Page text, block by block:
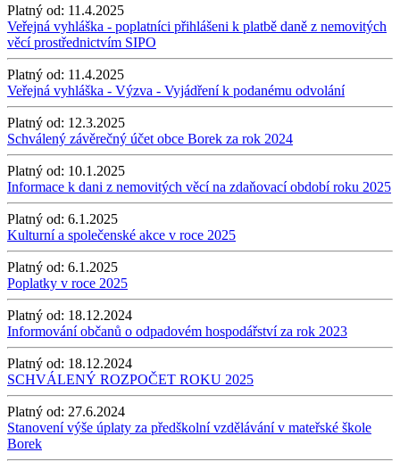
Platný od: 11.4.2025
Veřejná vyhláška - poplatníci přihlášeni k platbě daně z nemovitých
věcí prostřednictvím SIPO
Platný od: 11.4.2025
Veřejná vyhláška - Výzva - Vyjádření k podanému odvolání
Platný od: 12.3.2025
Schválený závěrečný účet obce Borek za rok 2024
Platný od: 10.1.2025
Informace k dani z nemovitých věcí na zdaňovací období roku 2025
Platný od: 6.1.2025
Kulturní a společenské akce v roce 2025
Platný od: 6.1.2025
Poplatky v roce 2025
Platný od: 18.12.2024
Informování občanů o odpadovém hospodářství za rok 2023
Platný od: 18.12.2024
SCHVÁLENÝ ROZPOČET ROKU 2025
Platný od: 27.6.2024
Stanovení výše úplaty za předškolní vzdělávání v mateřské škole
Borek